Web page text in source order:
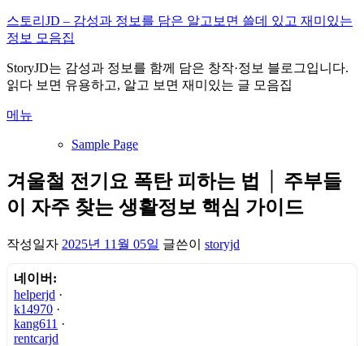
내
용
로
바
가
스토리JD – 감성과 정보를 담은 알고보면 쓸데 있고 재미있는
정보 모음집
StoryJD는 감성과 정보를 함께 담은 창작·정보 블로그입니다.
읽다 보면 유용하고, 알고 보면 재미있는 글 모음집
메뉴
Sample Page
겨울철 전기요 폭탄 피하는 법 │ 주부들
이 자주 찾는 생활정보 핵심 가이드
작성일자 2025년 11월 05일 글쓴이 storyjd
네이버:
helperjd ·
k14970 ·
kang611 ·
rentcarjd